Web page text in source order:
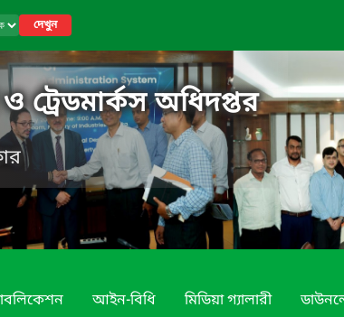
দেখুন
ট্রেডমার্কস অধিদপ্তর
আইন-বিধি মিডিয়া গ্যালারী